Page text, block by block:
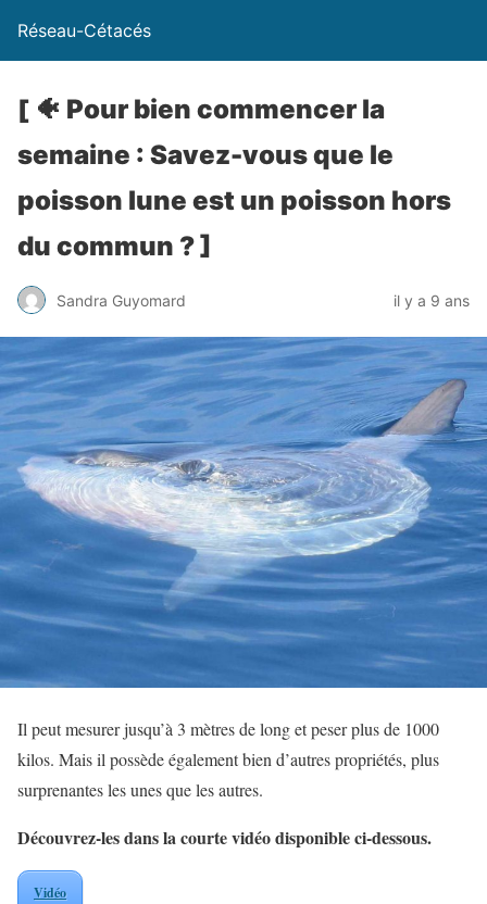
Réseau-Cétacés
[ 🐠 Pour bien commencer la
semaine : Savez-vous que le
poisson lune est un poisson hors
du commun ? ]
Sandra Guyomard il y a 9 ans
Il peut mesurer jusqu’à 3 mètres de long et peser plus de 1000
kilos. Mais il possède également bien d’autres propriétés, plus
surprenantes les unes que les autres.
Découvrez-les dans la courte vidéo disponible ci-dessous.
Vidéo